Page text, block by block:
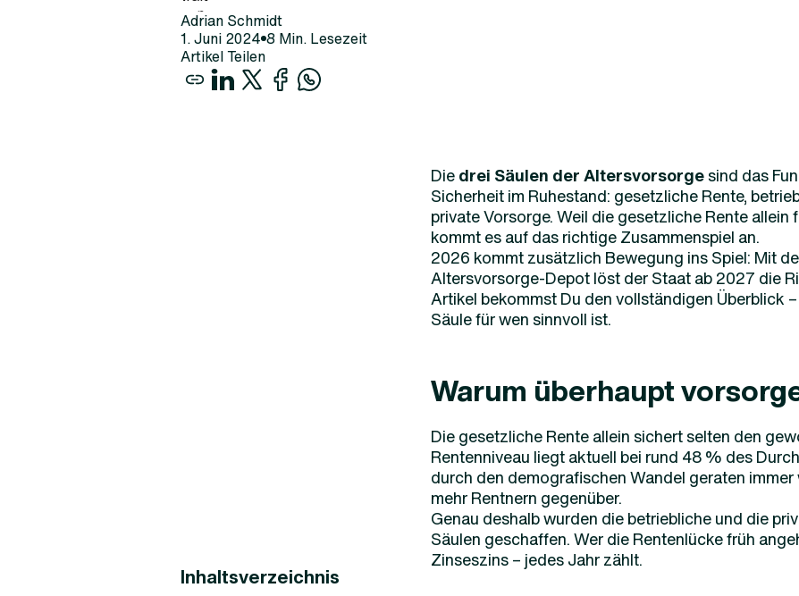
Adrian Schmidt
1.Juni 2024 8 Min. Lesezeit
Artikel Teilen
Inhaltsverzeichnis
Diedrei Säulen der Altersvorsorgesind das
Sicherheit im Ruhestand: gesetzliche Rente,
private Vorsorge. Weil die gesetzliche Rente allein
kommt es auf das richtige Zusammenspiel an.
2026 kommt zusätzlich Bewegung ins Spiel: Mit
Altersvorsorge-Depot löst der Staat ab 2027 die
Artikel bekommst Du den vollständigen Überblick
Säule für wen sinnvoll ist.
Warum überhaupt
Die gesetzliche Rente allein sichert selten den
Rentenniveau liegt aktuell bei rund 48 % des
durch den demografischen Wandel geraten
mehr Rentnern gegenüber.
Genau deshalb wurden die betriebliche und die
Säulen geschaffen. Wer die Rentenlücke früh
Zinseszins – jedes Jahr zählt.